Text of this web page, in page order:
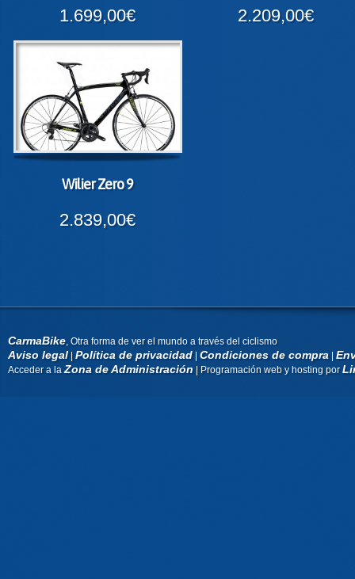
1.699,00€ 2.209,00€
Wilier Zero 9
2.839,00€
CarmaBike, Otra forma de ver el mundo a través del ciclismo
Aviso legal|Política de privacidad|Condiciones de compra|
Acceder a laZona de Administración| Programación web y hosting por